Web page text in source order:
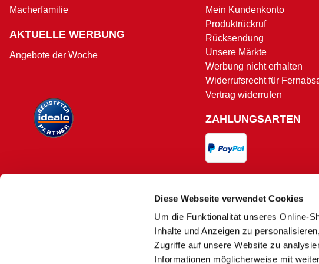
Diese Webseite verwendet Cookies
Um die Funktionalität unseres Online-
Inhalte und Anzeigen zu
Zugriffe auf unsere Website zu
Informationen möglicherweise mit
Macherfamilie
AKTUELLE WERBUNG
Angebote der Woche
Mein Kundenkonto
Produktrückruf
Rücksendung
Unsere Märkte
Werbung nicht erhalten
Widerrufsrecht für
Vertrag widerrufen
ZAHLUNGSARTEN
Versand und